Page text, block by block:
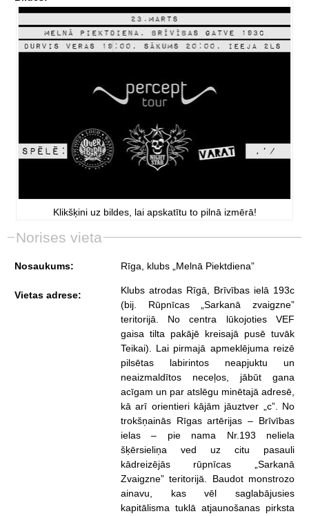
Klikšķini uz bildes, lai apskatītu to pilnā izmērā!
Norises vieta
Nosaukums: Rīga, klubs „Melnā Piektdiena”
Vietas adrese:
Klubs atrodas Rīgā, Brīvības ielā 193c
(bij. Rūpnīcas „Sarkanā zvaigzne”
teritorijā. No centra lūkojoties VEF
gaisa tilta pakājē kreisajā pusē tuvāk
Teikai). Lai pirmajā apmeklējuma reizē
pilsētas labirintos neapjuktu un
neaizmaldītos neceļos, jābūt gana
acīgam un par atslēgu minētajā adresē,
kā arī orientieri kājām jāuztver „c”. No
trokšņainās Rīgas artērijas – Brīvības
ielas – pie nama Nr.193 neliela
šķērsieliņa ved uz citu pasauli
kādreizējās rūpnīcas „Sarkanā
Zvaigzne” teritorijā. Baudot monstrozo
ainavu, kas vēl saglabājusies
kapitālisma tuklā atjaunošanas pirksta